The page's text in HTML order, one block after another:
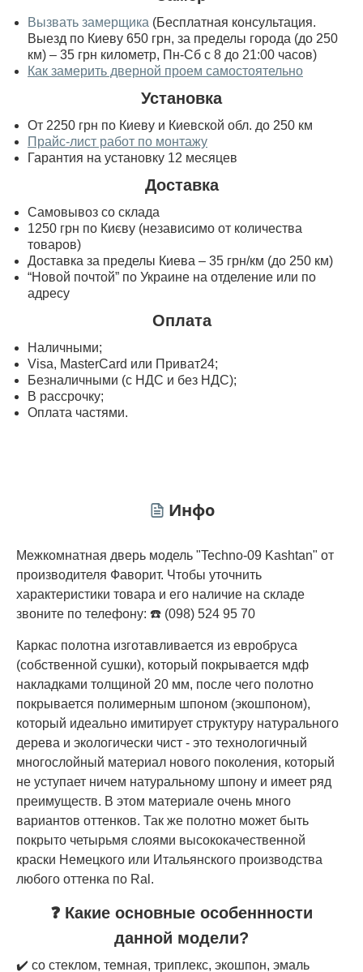
Вызвать замерщика (Бесплатная консультация.
Выезд по Киеву 650 грн, за пределы города (до 250
км) – 35 грн километр, Пн-Сб с 8 до 21:00 часов)
Как замерить дверной проем самостоятельно
Установка
От 2250 грн по Киеву и Киевской обл. до 250 км
Прайс-лист работ по монтажу
Гарантия на установку 12 месяцев
Доставка
Самовывоз со склада
1250 грн по Києву (независимо от количества
товаров)
Доставка за пределы Киева – 35 грн/км (до 250 км)
“Новой почтой” по Украине на отделение или по
адресу
Оплата
Наличными;
Visa, MasterСard или Приват24;
Безналичными (с НДС и без НДС);
В рассрочку;
Оплата частями.
Инфо
Межкомнатная дверь модель "Techno-09 Kashtan" от
производителя Фаворит. Чтобы уточнить
характеристики товара и его наличие на складе
звоните по телефону: ☎️ (098) 524 95 70
Каркас полотна изготавливается из евробруса
(собственной сушки), который покрывается мдф
накладками толщиной 20 мм, после чего полотно
покрывается полимерным шпоном (экошпоном),
который идеально имитирует структуру натурального
дерева и экологически чист - это технологичный
многослойный материал нового поколения, который
не уступает ничем натуральному шпону и имеет ряд
преимуществ. В этом материале очень много
вариантов оттенков. Так же полотно может быть
покрыто четырьмя слоями высококачественной
краски Немецкого или Итальянского производства
любого оттенка по Ral.
❓ Какие основные особеннности
данной модели?
✔️ со стеклом, темная, триплекс, экошпон, эмаль